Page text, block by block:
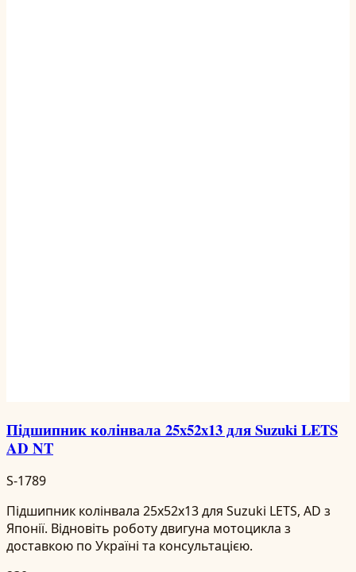
Підшипник колінвала 25x52x13 для Suzuki LETS
AD NT
S-1789
Підшипник колінвала 25x52x13 для Suzuki LETS, AD з
Японії. Відновіть роботу двигуна мотоцикла з
доставкою по Україні та консультацією.